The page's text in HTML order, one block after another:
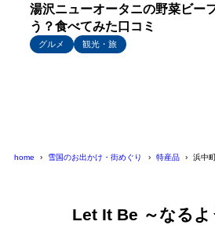
湯沢ニューオータニの野菜ビー
う？食べてみた口コミ
グルメ
観光・旅
home 雪国のお出かけ・街めぐり 特産品 浜中
Let It Be ～なるよ